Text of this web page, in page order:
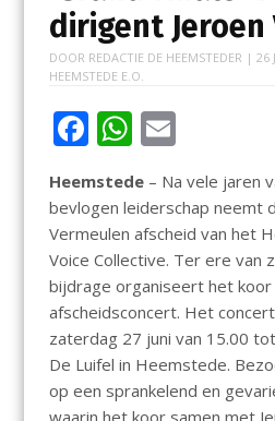
dirigent Jeroen
DOOR REDACTIE DE HEEMSTEDER | 26
HEEMSTEDE E.O.
F
e
b
o
o
k
W
h
at
s
A
p
p
E
m
ai
l
Heemstede– Na vele jaren
bevlogen leiderschap neemt
Vermeulen afscheid van het
Voice Collective. Ter ere van
bijdrage organiseert het
afscheidsconcert. Het
zaterdag 27 juni van 15.00
De Luifel in Heemstede.
op een sprankelend en
waarin het koor samen met